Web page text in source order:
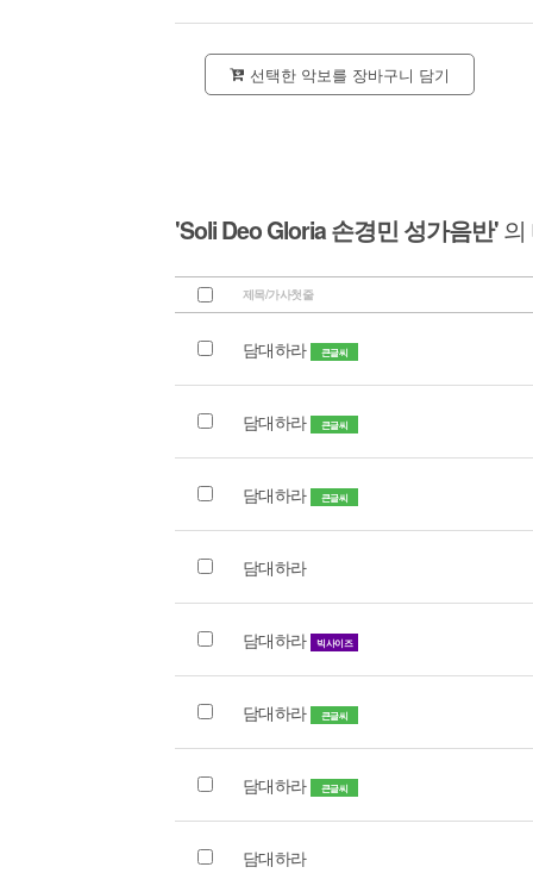
선택한 악보를 장바구니 담기
'Soli Deo Gloria 손경민 성가음반'의
제목/가사첫줄
담대하라 큰글씨
담대하라 큰글씨
담대하라 큰글씨
담대하라
담대하라 빅사이즈
담대하라 큰글씨
담대하라 큰글씨
담대하라